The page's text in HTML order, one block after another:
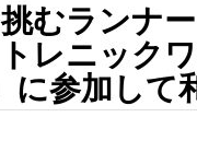
むランナ
レニック
に参加して